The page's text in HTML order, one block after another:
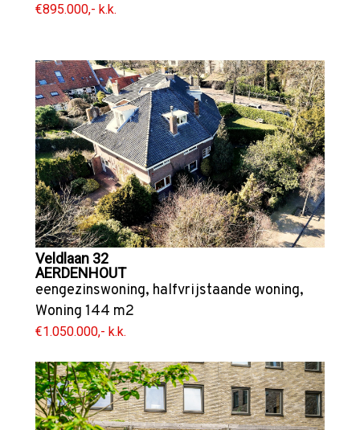
€895.000,- k.k.
Veldlaan 32
AERDENHOUT
eengezinswoning, halfvrijstaande woning,
Woning 144 m2
€1.050.000,- k.k.